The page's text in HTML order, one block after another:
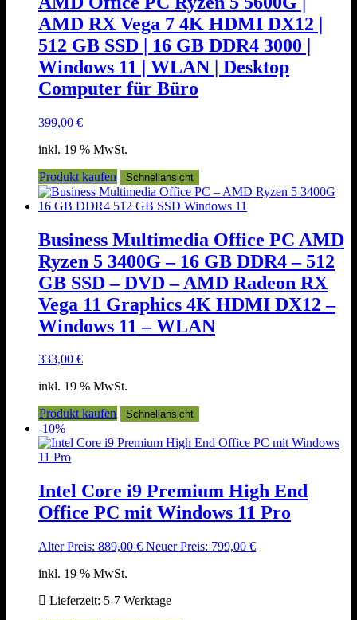
AMD RX Vega 7 4K HDMI DX12 |
512 GB SSD | 16 GB DDR4 3000 |
Windows 11 | WLAN | Desktop
Computer für Büro
399,00 €
inkl. 19 % MwSt.
Produkt kaufen
Schnellansicht
Business Multimedia Office PC AMD
Ryzen 5 3400G – 16 GB DDR4 – 512
GB SSD – DVD – AMD Radeon RX
Vega 11 Graphics 4K HDMI DX12 –
Windows 11 – WLAN
333,00 €
inkl. 19 % MwSt.
Produkt kaufen
Schnellansicht
-10%
Intel Core i9 Premium High End
Office PC mit Windows 11 Pro
Alter Preis: 889,00€ Ursprünglicher
Neuer Preis: 799,00 €Aktueller
inkl. 19 % MwSt.
Lieferzeit: 5-7 Werktage